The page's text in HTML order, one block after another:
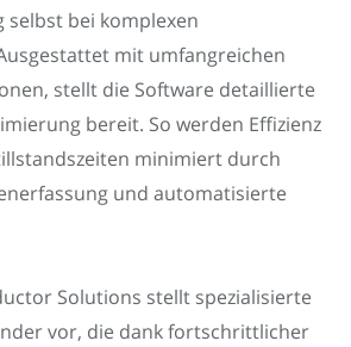
bei komplexen
mit umfangreichen
stellt die Software detaillierte
bereit. So werden Effizienz
minimiert durch
und automatisierte
Solutions stellt spezialisierte
vor, die dank fortschrittlicher